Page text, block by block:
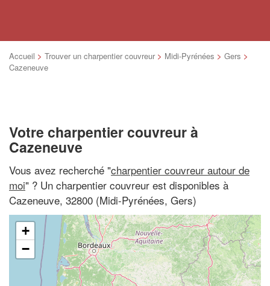
Accueil > Trouver un charpentier couvreur > Midi-Pyrénées > Gers >
Cazeneuve
Votre charpentier couvreur à
Cazeneuve
Vous avez recherché "charpentier couvreur autour de
moi" ? Un charpentier couvreur est disponibles à
Cazeneuve, 32800 (Midi-Pyrénées, Gers)
+
−